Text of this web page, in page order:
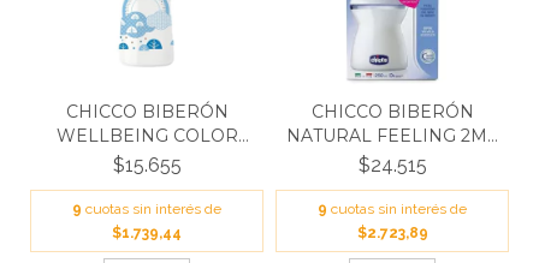
CHICCO BIBERÓN
WELLBEING COLOR
BOY 250 M...
$15.655
9 cuotas sin interés de
$1.739,44
CHICCO BIBERÓN
NATURAL FEELING 2M+
250 M...
$24.515
9 cuotas sin interés de
$2.723,89